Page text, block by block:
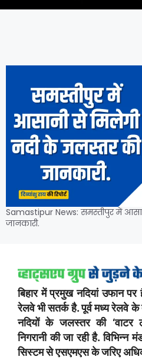
Samastipur News: समस्तीपुर में
जानकारी.
बिहार में प्रमुख नदियां उफान
रेलवे भी सतर्क है. पूर्व मध्य रेलवे
नदियों के जलस्तर की ‘वाटर
निगरानी की जा रही है.
सिस्टम से एसएमएस के जरिए